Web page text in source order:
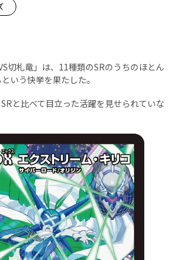
切札竜」は、11種類のSRのうちのほとん
いう快挙を果たした。
と比べて目立った活躍を見せられていな